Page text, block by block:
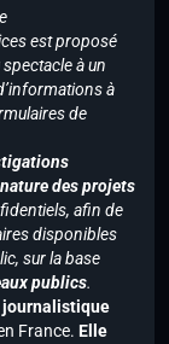
est proposé
à un
à
de
des projets
afin de
disponibles
sur la base
publics.
journalistique
France. Elle